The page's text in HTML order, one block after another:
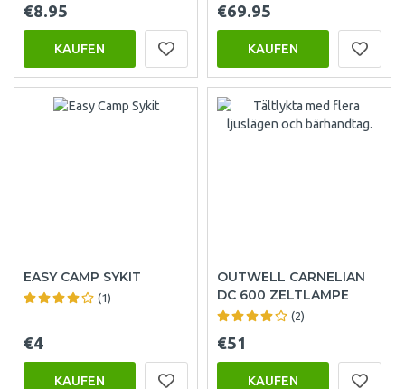
€8.95
KAUFEN
€69.95
KAUFEN
EASY CAMP SYKIT
(1)
€4
KAUFEN
OUTWELL CARNELIAN
DC 600 ZELTLAMPE
(2)
€51
KAUFEN